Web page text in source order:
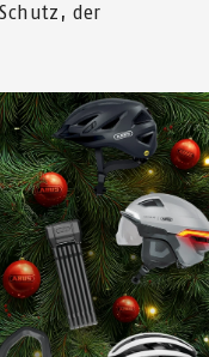
der